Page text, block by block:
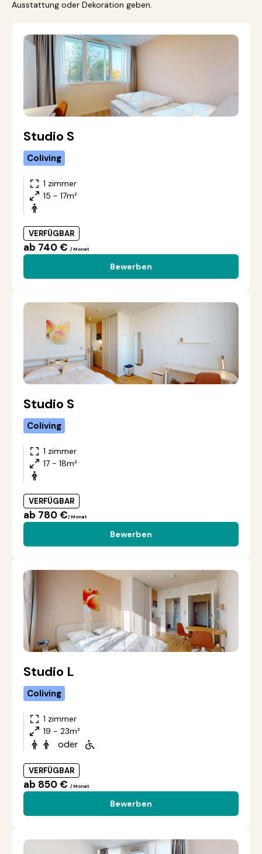
Ausstattung oder Dekoration geben.
Studio S
Coliving
1 zimmer
15 - 17m²
VERFÜGBAR
ab 740 € / Monat
Bewerben
Studio S
Coliving
1 zimmer
17 - 18m²
VERFÜGBAR
ab 780 €/ Monat
Bewerben
Studio L
Coliving
1 zimmer
19 - 23m²
oder
VERFÜGBAR
ab 850 € / Monat
Bewerben